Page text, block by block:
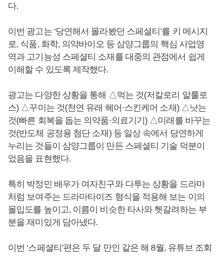
다.
이번 광고는 ‘당연해서 몰라봤던 스페셜티’를 키 메시지
로, 식품, 화학, 의약바이오 등 삼양그룹의 핵심 사업영
역과 고기능성 스페셜티 소재를 대중의 관점에서 쉽게
이해할 수 있도록 제작했다.
광고는 다양한 상황을 통해 △먹는 것(저칼로리 알룰로
스) △꾸미는 것(천연 유래 헤어·스킨케어 소재) △낫는
것(빠른 회복을 돕는 의약품·의료기기) △미래를 바꾸는
것(반도체 공정용 첨단 소재) 등 일상 속에서 당연하게
누리는 것들이 삼양그룹이 만든 스페셜티 기술 덕분이
었음을 표현했다.
특히 박정민 배우가 여자친구와 다투는 상황을 드라마
처럼 보여주는 드라마타이즈 형식을 적용해 보는 이의
몰입도를 높이고, 이름이 비슷한 타사와 헷갈려하는 부
분을 재미있게 담아냈다.
이번 ‘스페셜티’편은 두 달 만인 같은 해 8월, 유튜브 조회